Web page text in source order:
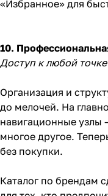
«Избранное» для
10.
Доступ к любой точке
Организация и
до мелочей. На
навигационные узлы
многое другое.
без покупки.
Каталог по брендам